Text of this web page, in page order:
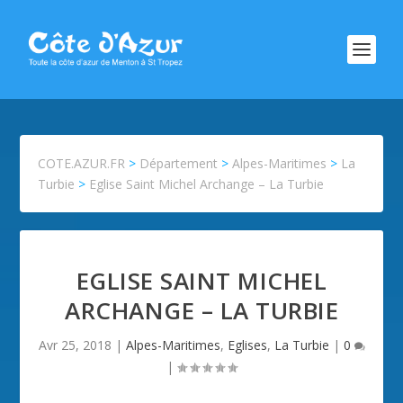
COTE.AZUR.FR > Département >Alpes-Maritimes > La
Turbie > Eglise Saint Michel Archange – La Turbie
EGLISE SAINT MICHEL
ARCHANGE – LA TURBIE
Avr 25, 2018 | Alpes-Maritimes, Eglises, La Turbie | 0
|